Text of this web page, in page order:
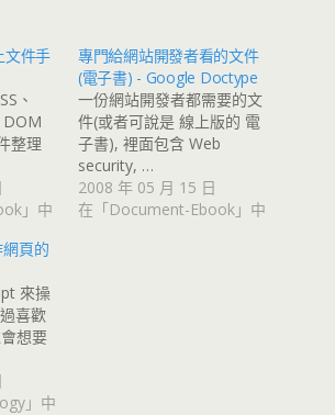
文件手
、
DOM
整理
」中
專門給網站開發者看的文件
(電子書) - Google Doctype
一份網站開發者都需要的文
件(或者可說是 線上版的 電
子書), 裡面包含 Web
security, …
2008 年 05 月 15 日
在「Document-Ebook」中
頁的
來操
喜歡
想要
」中